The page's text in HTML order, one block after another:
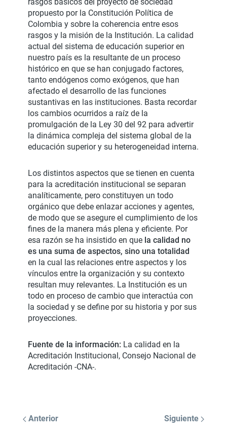
propuesto por la Constitución Política de
Colombia y sobre la coherencia entre esos
rasgos y la misión de la Institución. La calidad
actual del sistema de educación superior en
nuestro país es la resultante de un proceso
histórico en que se han conjugado factores,
tanto endógenos como exógenos, que han
afectado el desarrollo de las funciones
sustantivas en las instituciones. Basta recordar
los cambios ocurridos a raíz de la
promulgación de la Ley 30 del 92 para advertir
la dinámica compleja del sistema global de la
educación superior y su heterogeneidad interna.
Los distintos aspectos que se tienen en cuenta
para la acreditación institucional se separan
analíticamente, pero constituyen un todo
orgánico que debe enlazar acciones y agentes,
de modo que se asegure el cumplimiento de los
fines de la manera más plena y eficiente. Por
esa razón se ha insistido en que la calidad no
es una suma de aspectos, sino una totalidad
en la cual las relaciones entre aspectos y los
vínculos entre la organización y su contexto
resultan muy relevantes. La Institución es un
todo en proceso de cambio que interactúa con
la sociedad y se define por su historia y por sus
proyecciones.
Fuente de la información: La calidad en la
Acreditación Institucional, Consejo Nacional de
Acreditación -CNA-.
Anterior Siguiente